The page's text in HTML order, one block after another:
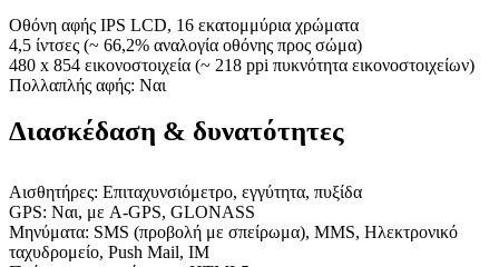
Οθόνη αφής IPS LCD, 16 εκατομμύρια χρώματα
4,5 ίντσες (~ 66,2% αναλογία οθόνης προς σώμα)
480 x 854 εικονοστοιχεία (~ 218 ppi πυκνότητα εικονοστοιχείων)
Πολλαπλής αφής: Ναι
Διασκέδαση & δυνατότητες
Αισθητήρες: Επιταχυνσιόμετρο, εγγύτητα, πυξίδα
GPS: Ναι, με A-GPS, GLONASS
Μηνύματα: SMS (προβολή με σπείρωμα), MMS, Ηλεκτρονικό
ταχυδρομείο, Push Mail, IM